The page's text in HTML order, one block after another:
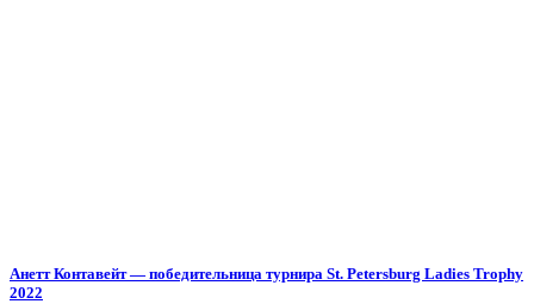
Анетт Контавейт — победительница турнира St. Petersburg Ladies Trophy
2022